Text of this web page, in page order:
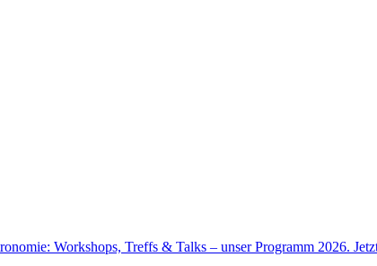
Workshops, Treffs & Talks – unser Programm 2026.